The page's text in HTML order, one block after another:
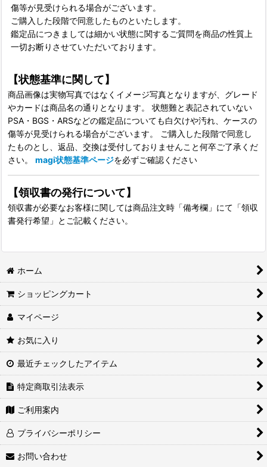
傷等が見受けられる場合がございます。
ご購入した段階で同意したものといたします。
鑑定品につきましては細かい状態に関するご質問を商品の性質上
一切お断りさせていただいております。
【状態基準に関して】
商品画像は実物写真ではなくイメージ写真となりますが、グレード
やカードは商品名の通りとなります。 状態難と表記されていない
PSA・BGS・ARSなどの鑑定品についても白欠けや汚れ、ケースの
傷等が見受けられる場合がございます。 ご購入した段階で同意し
たものとし、返品、交換は受付しておりませんこと何卒ご了承くだ
さい。 magi状態基準ページを必ずご確認ください
【領収書の発行について】
領収書が必要なお客様に関しては商品注文時「備考欄」にて「領収
書発行希望」とご記載ください。
ホーム
ショッピングカート
マイページ
お気に入り
最近チェックしたアイテム
特定商取引法表示
ご利用案内
プライバシーポリシー
お問い合わせ